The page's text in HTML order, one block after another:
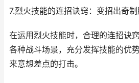
7.烈火技能的连招诀窍：变招出奇制
在运用烈火技能时，合理的连招诀
各种战斗场景，充分发挥技能的优
来意想差点的打击。